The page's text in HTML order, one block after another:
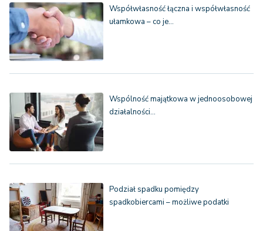
Współwłasność łączna i współwłasność
ułamkowa – co je…
Wspólność majątkowa w jednoosobowej
działalności…
Podział spadku pomiędzy
spadkobiercami – możliwe podatki